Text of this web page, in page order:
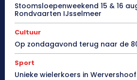
Stoomsloepenweekend 15 & 16
Rondvaarten IJsselmeer
Cultuur
Op zondagavond terug naar de
Sport
Unieke wielerkoers in Wervershoof